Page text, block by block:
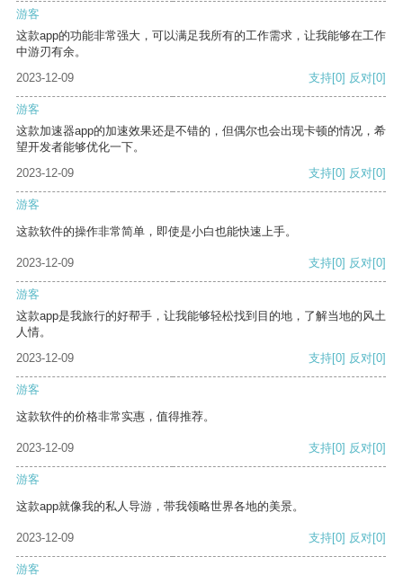
游客
这款app的功能非常强大，可以满足我所有的工作需求，让我能够在工作
中游刃有余。
2023-12-09
支持[0] 反对[0]
游客
这款加速器app的加速效果还是不错的，但偶尔也会出现卡顿的情况，希
望开发者能够优化一下。
2023-12-09
支持[0] 反对[0]
游客
这款软件的操作非常简单，即使是小白也能快速上手。
2023-12-09 支持[0] 反对[0]
游客
这款app是我旅行的好帮手，让我能够轻松找到目的地，了解当地的风土
人情。
2023-12-09
支持[0] 反对[0]
游客
这款软件的价格非常实惠，值得推荐。
2023-12-09 支持[0] 反对[0]
游客
这款app就像我的私人导游，带我领略世界各地的美景。
2023-12-09 支持[0] 反对[0]
游客